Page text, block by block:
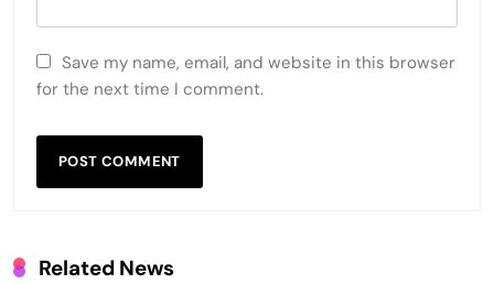
Save my name, email, and website in this browser
for the next time I comment.
Related News